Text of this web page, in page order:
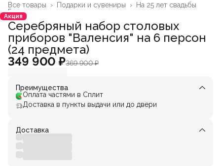
На 25 лет свадьбы
Подарки и сувениры ›
Все товары
›
Главная
Акция
Серебряный набор столовых
приборов "Валенсия" на 6 персон
(24 предмета)
349 900 ₽369 900 ₽
Преимущества
Оплата частями в Сплит
Доставка в пункты выдачи или до двери
Доставка